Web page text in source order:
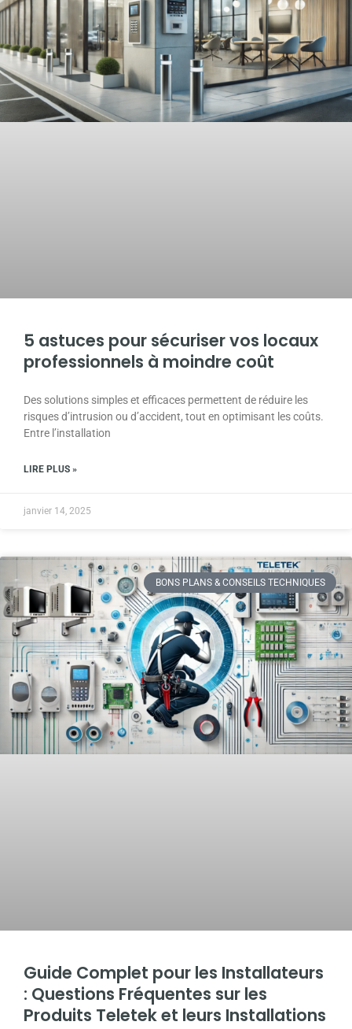
5 astuces pour sécuriser vos locaux
professionnels à moindre coût
Des solutions simples et efficaces permettent de réduire les
risques d’intrusion ou d’accident, tout en optimisant les coûts.
Entre l’installation
LIRE PLUS »
janvier 14, 2025
BONS PLANS & CONSEILS TECHNIQUES
Guide Complet pour les Installateurs
: Questions Fréquentes sur les
Produits Teletek et leurs Installations